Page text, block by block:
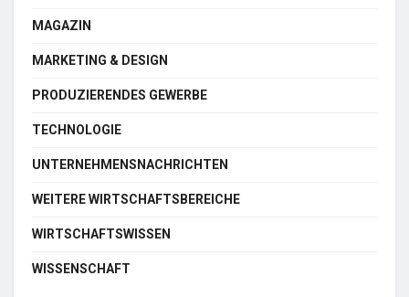
MAGAZIN
MARKETING & DESIGN
PRODUZIERENDES GEWERBE
TECHNOLOGIE
UNTERNEHMENSNACHRICHTEN
WEITERE WIRTSCHAFTSBEREICHE
WIRTSCHAFTSWISSEN
WISSENSCHAFT